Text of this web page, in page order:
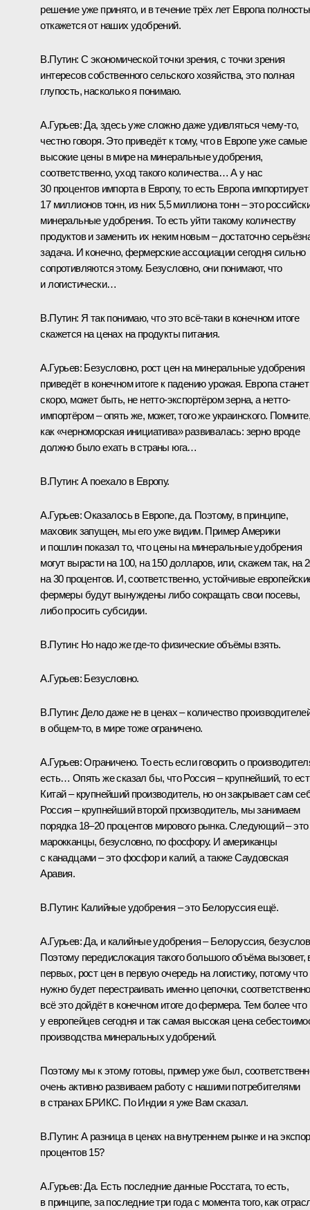
решение уже принято, и в течение трёх лет Европа
откажется от наших удобрений.
В.Путин: С экономической точки зрения, с точки зрения
интересов собственного сельского хозяйства, это полная
глупость, насколько я понимаю.
А.Гурьев:Да, здесь уже сложно даже удивляться чему-то,
честно говоря. Это приведёт к тому, что в Европе уже самые
высокие цены в мире на минеральные удобрения,
соответственно, уход такого количества… А у нас
30 процентов импорта в Европу, то есть Европа импортирует
17 миллионов тонн, из них 5,5 миллиона тонн – это
минеральные удобрения. То есть уйти такому количеству
продуктов и заменить их неким новым – достаточно
задача. И конечно, фермерские ассоциации сегодня сильно
сопротивляются этому. Безусловно, они понимают, что
и логистически…
В.Путин: Я так понимаю, что это всё-таки в конечном итоге
скажется на ценах на продукты питания.
А.Гурьев: Безусловно, рост цен на минеральные удобрения
приведёт в конечном итоге к падению урожая. Европа станет
скоро, может быть, не нетто-экспортёром зерна, а нетто-
импортёром – опять же, может, того же украинского. Помните,
как «черноморская инициатива» развивалась: зерно вроде
должно было ехать в страны юга…
В.Путин: А поехало в Европу.
А.Гурьев:Оказалось в Европе, да. Поэтому, в принципе,
маховик запущен, мы его уже видим. Пример Америки
и пошлин показал то, что цены на минеральные удобрения
могут вырасти на 100, на 150 долларов, или, скажем так, на
на 30 процентов. И, соответственно, устойчивые
фермеры будут вынуждены либо сокращать свои посевы,
либо просить субсидии.
В.Путин: Но надо же где-то физические объёмы взять.
А.Гурьев: Безусловно.
В.Путин: Дело даже не в ценах – количество
в общем-то, в мире тоже ограничено.
А.Гурьев:Ограничено. То есть если говорить о
есть… Опять же сказал бы, что Россия – крупнейший, то
Китай – крупнейший производитель, но он закрывает сам
Россия – крупнейший второй производитель, мы занимаем
порядка 18–20 процентов мирового рынка. Следующий – это
марокканцы, безусловно, по фосфору. И американцы
с канадцами – это фосфор и калий, а также Саудовская
Аравия.
В.Путин: Калийные удобрения – это Белоруссия ещё.
А.Гурьев:Да, и калийные удобрения – Белоруссия,
Поэтому передислокация такого большого объёма вызовет,
первых, рост цен в первую очередь на логистику, потому что
нужно будет перестраивать именно цепочки,
всё это дойдёт в конечном итоге до фермера. Тем более что
у европейцев сегодня и так самая высокая цена
производства минеральных удобрений.
Поэтому мы к этому готовы, пример уже был,
очень активно развиваем работу с нашими потребителями
в странах БРИКС. По Индии я уже Вам сказал.
В.Путин: А разница в ценах на внутреннем рынке и на
процентов 15?
А.Гурьев:Да. Есть последние данные Росстата, то есть,
в принципе, за последние три года с момента того, как